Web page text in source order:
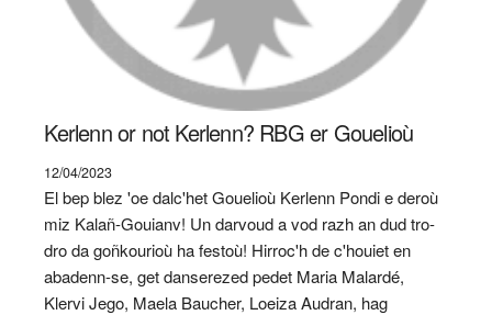
Kerlenn or not Kerlenn? RBG er Gouelioù
12/04/2023
El bep blez 'oe dalc'het Gouelioù Kerlenn Pondi e deroù
miz Kalañ-Gouianv! Un darvoud a vod razh an dud tro-
dro da goñkourioù ha festoù! Hirroc'h de c'houiet en
abadenn-se, get danserezed pedet Maria Malardé,
Klervi Jego, Maela Baucher, Loeiza Audran, hag